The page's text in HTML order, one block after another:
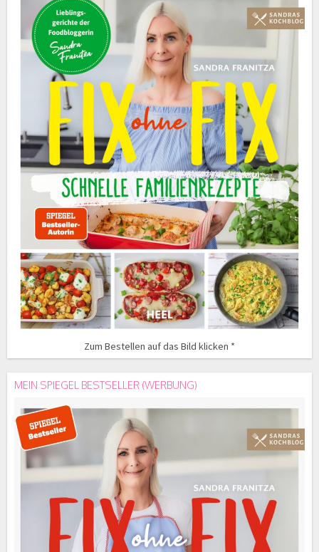
Zum Bestellen auf das Bild klicken *
MEIN SPIEGEL BESTSELLER (WERBUNG)